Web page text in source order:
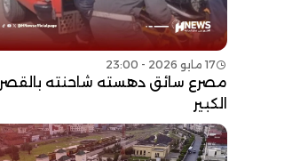
17 مايو 2026 - 23:00
مصرع سائق دهسته شاحنته بالقصر
الكبير